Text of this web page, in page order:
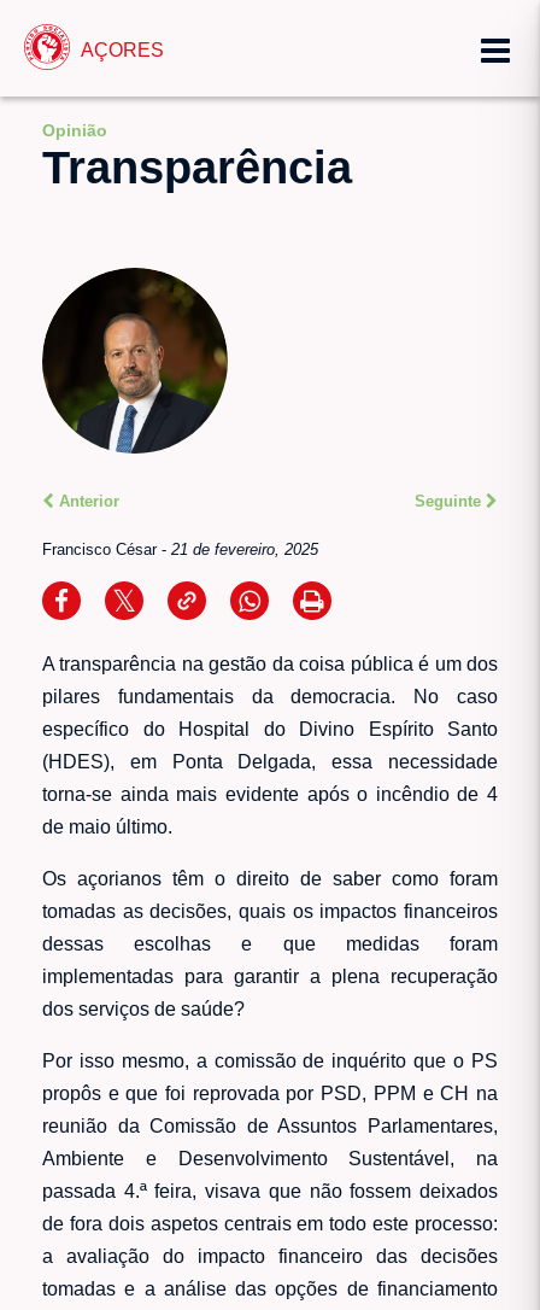
AÇORES
Opinião
Transparência
Anterior Seguinte
Francisco César- 21 de fevereiro, 2025
A transparência na gestão da coisa pública é um dos
pilares fundamentais da democracia. No caso
específico do Hospital do Divino Espírito Santo
(HDES), em Ponta Delgada, essa necessidade
torna-se ainda mais evidente após o incêndio de 4
de maio último.
Os açorianos têm o direito de saber como foram
tomadas as decisões, quais os impactos financeiros
dessas escolhas e que medidas foram
implementadas para garantir a plena recuperação
dos serviços de saúde?
Por isso mesmo, a comissão de inquérito que o PS
propôs e que foi reprovada por PSD, PPM e CH na
reunião da Comissão de Assuntos Parlamentares,
Ambiente e Desenvolvimento Sustentável, na
passada 4.ª feira, visava que não fossem deixados
de fora dois aspetos centrais em todo este processo:
a avaliação do impacto financeiro das decisões
tomadas e a análise das opções de financiamento